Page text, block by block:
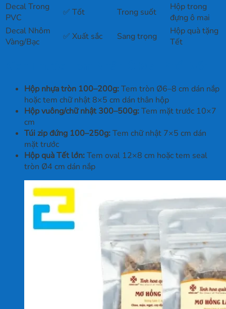
Decal Trong
PVC
✅ Tốt Trong suốt
Hộp trong
đựng ô mai
Decal Nhôm
Vàng/Bạc
✅ Xuất sắc Sang trọng
Hộp quà tặng
Tết
Hộp nhựa tròn 100–200g:Tem tròn Ø6–8 cm dán nắp
hoặc tem chữ nhật 8×5 cm dán thân hộp
Hộp vuông/chữ nhật 300–500g:Tem mặt trước 10×7
cm
Túi zip đứng 100–250g:Tem chữ nhật 7×5 cm dán
mặt trước
Hộp quà Tết lớn:Tem oval 12×8 cm hoặc tem seal
tròn Ø4 cm dán nắp